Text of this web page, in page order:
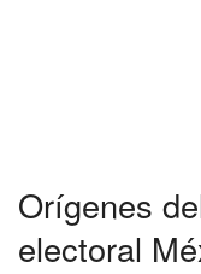
Orígenes
electoral